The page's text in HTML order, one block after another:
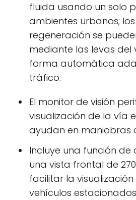
fluida usando un solo
ambientes urbanos;
regeneración se
mediante las levas del
forma automática
tráfico.
El monitor de visión
visualización de la vía
ayudan en maniobras
Incluye una función de
una vista frontal de
facilitar la
vehículos